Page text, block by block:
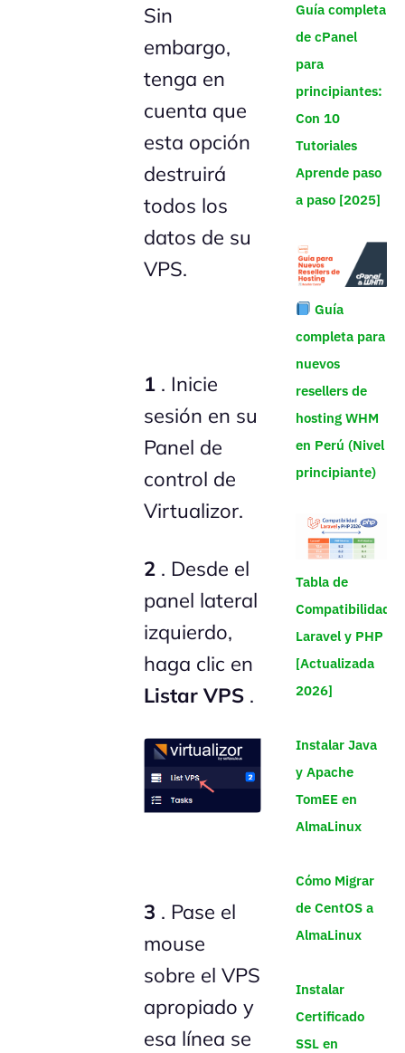
Sin
embargo,
tenga en
cuenta que
esta opción
destruirá
todos los
datos de su
VPS.
1 . Inicie
sesión en su
Panel de
control de
Virtualizor.
2 . Desde el
panel lateral
izquierdo,
haga clic en
Listar VPS .
3 . Pase el
mouse
sobre el VPS
apropiado y
esa línea se
Guía completa
de cPanel
para
principiantes:
Con 10
Tutoriales
Aprende paso
a paso [2025]
Guía
completa para
nuevos
resellers de
hosting WHM
en Perú (Nivel
principiante)
Tabla de
Compatibilidad
Laravel y PHP
[Actualizada
2026]
Instalar Java
y Apache
TomEE en
AlmaLinux
Cómo Migrar
de CentOS a
AlmaLinux
Instalar
Certificado
SSL en